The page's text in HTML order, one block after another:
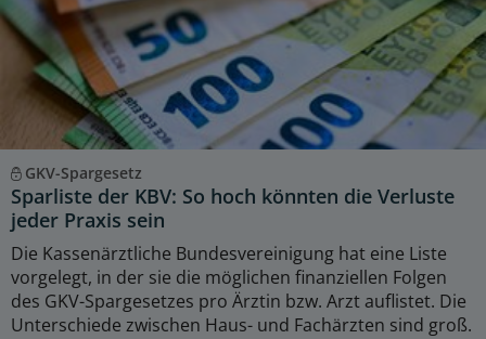
GKV-Spargesetz
Sparliste der KBV: So hoch könnten die Verluste
jeder Praxis sein
Die Kassenärztliche Bundesvereinigung hat eine Liste
vorgelegt, in der sie die möglichen finanziellen Folgen
des GKV-Spargesetzes pro Ärztin bzw. Arzt auflistet. Die
Unterschiede zwischen Haus- und Fachärzten sind groß.